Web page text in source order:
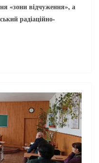
«зони відчуження», а
радіаційно-